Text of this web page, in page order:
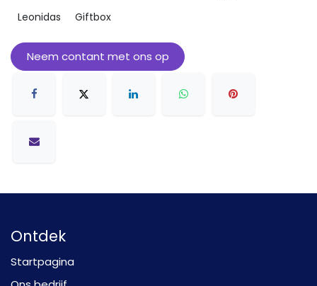
Leonidas Giftbox
Neem contant met ons op
Ontdek
Startpagina